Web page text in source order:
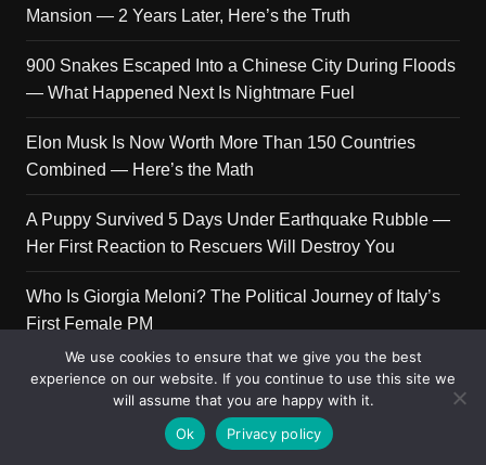
Mansion — 2 Years Later, Here’s the Truth
900 Snakes Escaped Into a Chinese City During Floods
— What Happened Next Is Nightmare Fuel
Elon Musk Is Now Worth More Than 150 Countries
Combined — Here’s the Math
A Puppy Survived 5 Days Under Earthquake Rubble —
Her First Reaction to Rescuers Will Destroy You
Who Is Giorgia Meloni? The Political Journey of Italy’s
First Female PM
Copyright © 2026 Get Top Lists. All rights reserved.
We use cookies to ensure that we give you the best
experience on our website. If you continue to use this site we
will assume that you are happy with it.
Ok
Privacy policy